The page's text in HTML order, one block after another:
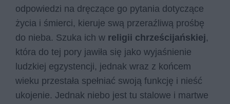
odpowiedzi na dręczące go pytania dotyczące
życia i śmierci, kieruje swą przeraźliwą prośbę
do nieba. Szuka ich w religii chrześcijańskiej,
która do tej pory jawiła się jako wyjaśnienie
ludzkiej egzystencji, jednak wraz z końcem
wieku przestała spełniać swoją funkcję i nieść
ukojenie. Jednak niebo jest tu stalowe i martwe